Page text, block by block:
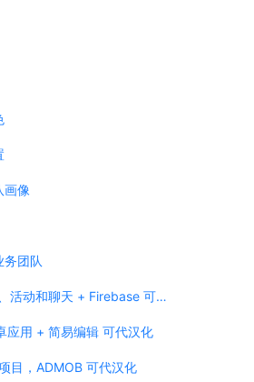
画像
务团队
近店1.2.2版 实时优惠、活动和聊天 + Firebase 可代汉化
应用 + 简易编辑 可代汉化
目，ADMOB 可代汉化